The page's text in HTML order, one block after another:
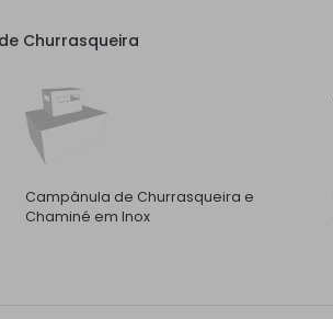
Churrasqueira
Campânula de Churrasqueira e
Chaminé em Inox